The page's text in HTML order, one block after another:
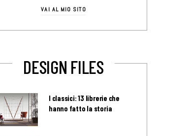
VAI AL MIO SITO
DESIGN FILES
I classici: 13 librerie che
hanno fatto la storia